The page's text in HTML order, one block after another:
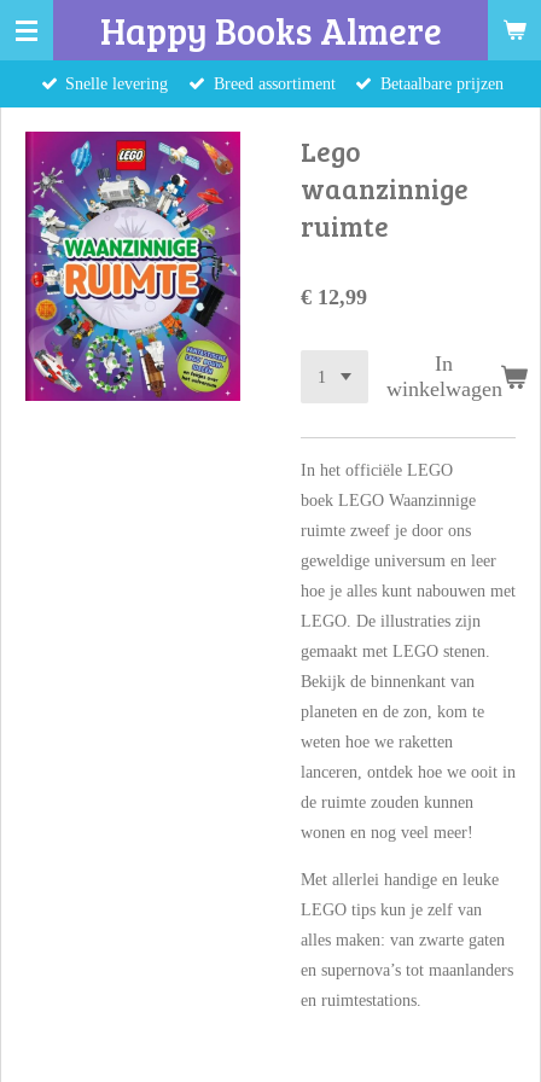
Ga
naar
hoofdinhoud
Happy Books Almere
Snelle levering Breed assortiment Betaalbare prijzen
Lego
waanzinnige
ruimte
€ 12,99
In
winkelwagen
In het officiële LEGO
boek LEGO Waanzinnige
ruimte zweef je door ons
geweldige universum en leer
hoe je alles kunt nabouwen met
LEGO. De illustraties zijn
gemaakt met LEGO stenen.
Bekijk de binnenkant van
planeten en de zon, kom te
weten hoe we raketten
lanceren, ontdek hoe we ooit in
de ruimte zouden kunnen
wonen en nog veel meer!
Met allerlei handige en leuke
LEGO tips kun je zelf van
alles maken: van zwarte gaten
en supernova’s tot maanlanders
en ruimtestations.